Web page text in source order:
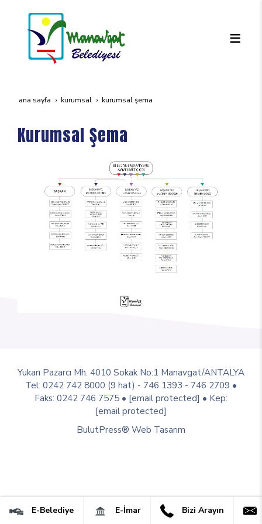
ana sayfa kurumsal kurumsal şema
Kurumsal Şema
Yukarı Pazarcı Mh. 4010 Sokak No:1 Manavgat/ANTALYA
Tel: 0242 742 8000 (9 hat) - 746 1393 - 746 2709 •
Faks: 0242 746 7575 • [email protected] • Kep:
[email protected]
E-Belediye E-İmar Bizi Arayın
BulutPress® Web Tasarım